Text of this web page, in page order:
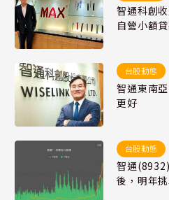
智通科創
自營小額
台股動態
智通東南
更好
台股動態
智通
後，明年